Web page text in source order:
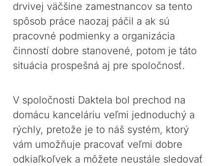
drvivej väčšine zamestnancov sa tento
spôsob práce naozaj páčil a ak sú
pracovné podmienky a organizácia
činností dobre stanovené, potom je táto
situácia prospešná aj pre spoločnosť.
V spoločnosti Daktela bol prechod na
domácu kanceláriu veľmi jednoduchý a
rýchly, pretože je to náš systém, ktorý
vám umožňuje pracovať veľmi dobre
odkiaľkoľvek a môžete neustále sledovať